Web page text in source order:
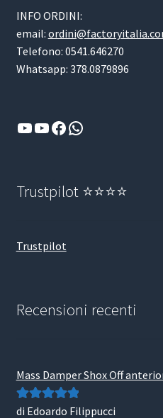
INFO ORDINI:
email:
Telefono: 0541.646270
Whatsapp: 378.0879896
YouTube
YouTube
Facebook
WhatsApp
Trustpilot ⭐⭐⭐⭐
Trustpilot
Recensioni recenti
Mass Damper Shox Off
Valutato5su
di Edoardo Filippucci